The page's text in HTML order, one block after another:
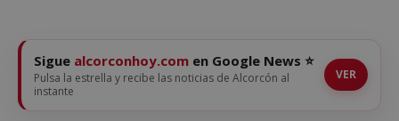
Sigue alcorconhoy.com en Google News ⭐
Pulsa la estrella y recibe las noticias de Alcorcón al
instante
VER